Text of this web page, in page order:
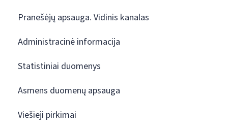
Pranešėjų apsauga. Vidinis kanalas
Administracinė informacija
Statistiniai duomenys
Asmens duomenų apsauga
Viešieji pirkimai